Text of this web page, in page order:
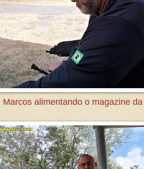
Marcos alimentando o magazine